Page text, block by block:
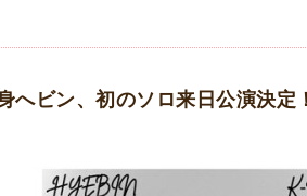
へビン、初のソロ来日公演決定